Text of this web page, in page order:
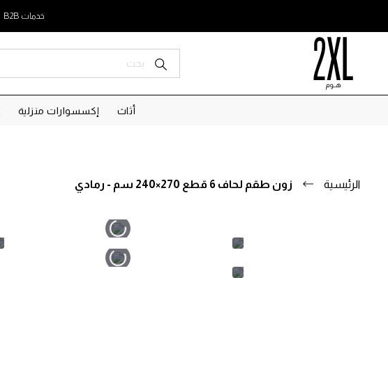
خدمات B2B
أثاث إكسسوارات منزلية
الرئيسية زون طقم لحاف 6 قطع 270×240 سم - رمادي